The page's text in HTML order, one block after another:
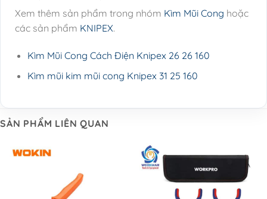
Xem thêm sản phẩm trong nhóm Kìm Mũi Cong hoặc
các sản phẩm KNIPEX.
Kìm Mũi Cong Cách Điện Knipex 26 26 160
Kìm mũi kim mũi cong Knipex 31 25 160
SẢN PHẨM LIÊN QUAN